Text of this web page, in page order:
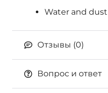
Water and
Отзывы (0)
Вопрос и ответ